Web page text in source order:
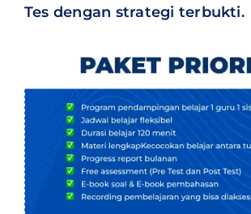
Tes dengan strategi terbukti.